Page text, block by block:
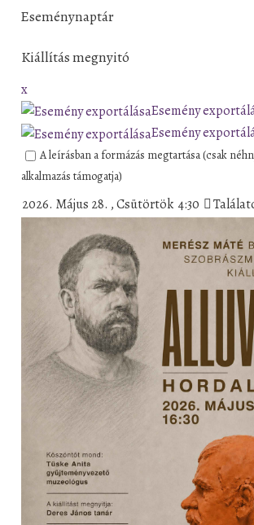
Eseménynaptár
Kiállítás megnyitó
x
Esemény
Esemény
A leírásban a formázás megtartása (csak
alkalmazás támogatja)
2026. Május 28. , Csütörtök 4:30